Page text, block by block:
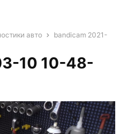
авто
bandicam 2021-
10 10-48-